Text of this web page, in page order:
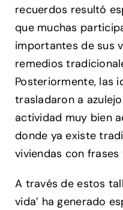
recuerdos resultó
que muchas
importantes de sus
remedios
Posteriormente, las
trasladaron a
actividad muy bien
donde ya existe
viviendas con
A través de estos
vida’ ha generado